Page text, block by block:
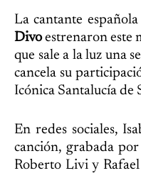
La cantante
Divoestrenaron este
que sale a la luz una
cancela su
Icónica Santalucía de
En redes sociales,
canción, grabada
Roberto Livi y